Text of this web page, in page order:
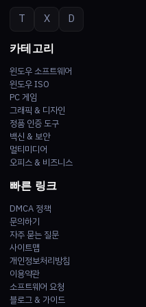
T X D
카테고리
윈도우 소프트웨어
윈도우 ISO
PC 게임
그래픽 & 디자인
정품 인증 도구
백신 & 보안
멀티미디어
오피스 & 비즈니스
빠른 링크
DMCA 정책
문의하기
자주 묻는 질문
사이트맵
개인정보처리방침
이용약관
소프트웨어 요청
블로그 & 가이드